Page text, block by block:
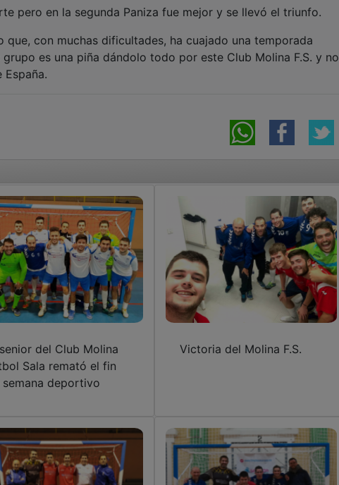
pero en la segunda Paniza fue mejor y se llevó el triunfo.
con muchas dificultades, ha cuajado una temporada
es una piña dándolo todo por este Club Molina F.S. y no
del Club Molina
Sala remató el fin
semana deportivo
Victoria del Molina F.S.